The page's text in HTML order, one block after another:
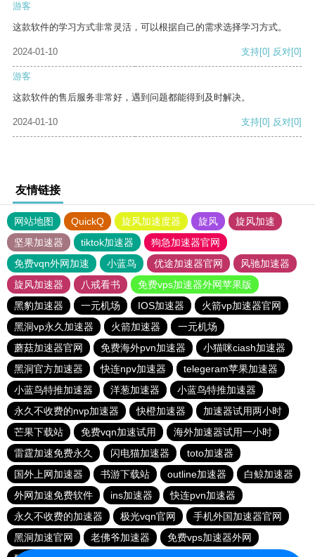
游客
这款软件的学习方式非常灵活，可以根据自己的需求选择学习方式。
2024-01-10 支持[0] 反对[0]
游客
这款软件的售后服务非常好，遇到问题都能得到及时解决。
2024-01-10 支持[0] 反对[0]
友情链接
网站地图 QuickQ 旋风加速度器 旋风
旋风加速
坚果加速器
tiktok加速器
狗急加速器官网
免费vqn外网加速
小蓝鸟 优途加速器官网
风驰加速器
旋风加速器
八戒看书
免费vps加速器外网苹果版
黑豹加速器
一元机场 IOS加速器
火箭vp加速器官网
黑洞vp永久加速器
火箭加速器
一元机场
蘑菇加速器官网
免费海外pvn加速器
小猫咪ciash加速器
黑洞官方加速器
快连npv加速器
telegeram苹果加速器
小蓝鸟特推加速器
洋葱加速器
小蓝鸟特推加速器
永久不收费的nvp加速器
快橙加速器
加速器试用两小时
芒果下载站
免费vqn加速试用
海外加速器试用一小时
雷霆加速免费永久
闪电猫加速器
toto加速器
国外上网加速器
书游下载站 outline加速器
白鲸加速器
外网加速免费软件
ins加速器
快连pvn加速器
永久不收费的加速器
极光vqn官网
手机外国加速器官网
黑洞加速官网
老佛爷加速器
免费vps加速器外网